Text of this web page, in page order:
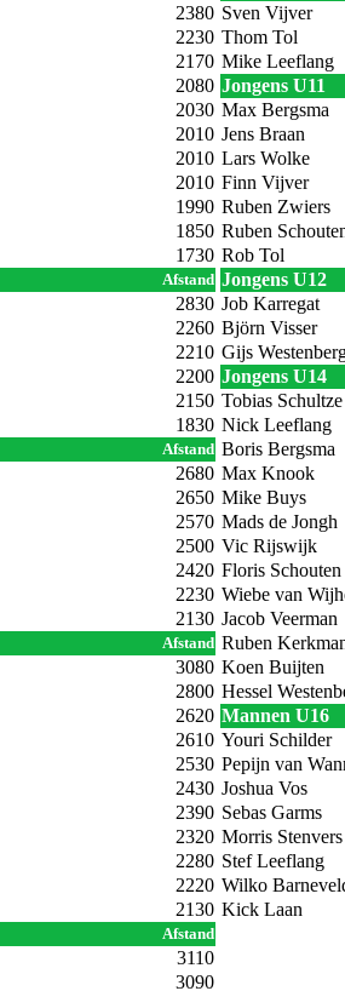
2380
2230
2170
2080
2030
2010
2010
2010
1990
1850
1730
Afstand
2830
2260
2210
2200
2150
1830
Afstand
2680
2650
2570
2500
2420
2230
2130
Afstand
3080
2800
2620
2610
2530
2430
2390
2320
2280
2220
2130
Afstand
3110
3090
Sven Vijver
Thom Tol
Mike Leeflang
Jongens U11
Max Bergsma
Jens Braan
Lars Wolke
Finn Vijver
Ruben Zwiers
Ruben
Rob Tol
Jongens U12
Job Karregat
Björn Visser
Gijs
Jongens U14
Tobias Schultze
Nick Leeflang
Boris Bergsma
Max Knook
Mike Buys
Mads de Jongh
Vic Rijswijk
Floris Schouten
Wiebe van
Jacob Veerman
Ruben
Koen Buijten
Hessel
Mannen U16
Youri Schilder
Pepijn van
Joshua Vos
Sebas Garms
Morris Stenvers
Stef Leeflang
Wilko
Kick Laan